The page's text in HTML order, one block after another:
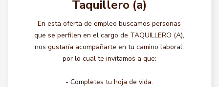
Taquillero (a)
En esta oferta de empleo buscamos personas
que se perfilen en el cargo de TAQUILLERO (A),
nos gustaría acompañarte en tu camino laboral,
por lo cual te invitamos a que:
- Completes tu hoja de vida.